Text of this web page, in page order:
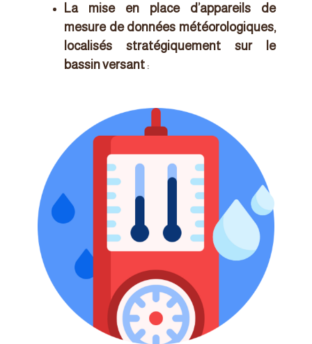
La mise en place d’appareils de
mesure de données météorologiques,
localisés stratégiquement sur le
bassin versant: